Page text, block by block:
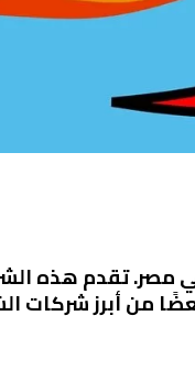
مصر. تقدم هذه
من أبرز شركات